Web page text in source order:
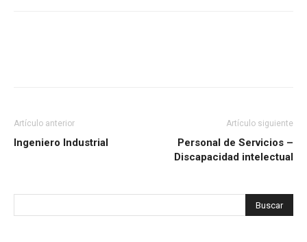
Artículo anterior
Ingeniero Industrial
Artículo siguiente
Personal de Servicios –
Discapacidad intelectual